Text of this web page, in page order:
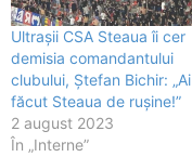
Ultraşii CSA Steaua îi cer
demisia comandantului
clubului, Ştefan Bichir: „Ai
făcut Steaua de ruşine!”
2 august 2023
În „Interne”